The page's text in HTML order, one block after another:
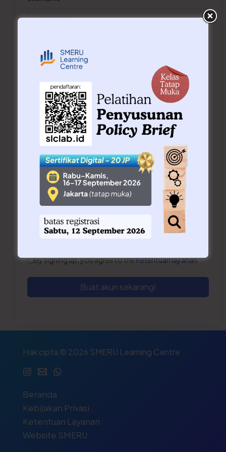
E-Mail
Password
Konfirmasi password
By signing up, you agree to theKetentuan layanan
Buat akun sekarang!
Hak cipta © 2026 SMERU Learning Centre
Beranda
Kebijakan Privasi
Ketentuan Layanan
Website SMERU